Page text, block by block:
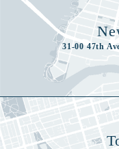
31-00 47th